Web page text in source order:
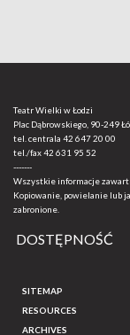
Teatr Wielki w Łodzi
Plac Dąbrowskiego, 90-249
tel. centrala 42 647 20 00
tel./fax42 631 95 52
-------
Wszystkie informacje
Kopiowanie, powielanie lub
zabronione.
DOSTĘPNOŚĆ
SITEMAP
RESOURCES
ARCHIVES